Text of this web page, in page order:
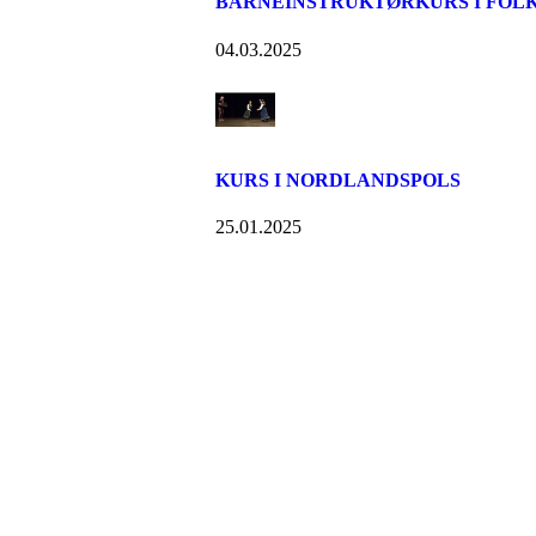
04.03.2025
KURS I NORDLANDSPOLS
25.01.2025